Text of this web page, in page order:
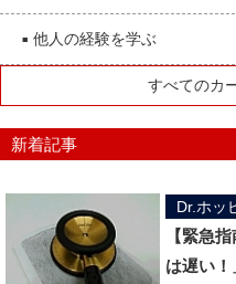
■ 他人の経験を学ぶ
すべてのカ
新着記事
Dr.ホッ
【緊急
は遅い！